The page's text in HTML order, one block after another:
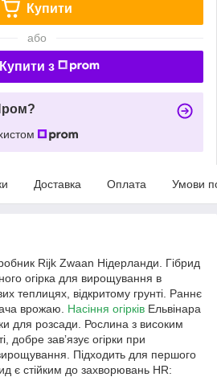
Купити
або
Купити з
Доставка Оплата Умови
Rijk Zwaan Нідерланди. Гібрид
огірка для вирощування в
теплицях, відкритому грунті. Раннє
врожаю. Насіння огірків Ельвінара
для розсади. Рослина з високим
добре завʼязує огірки при
Підходить для першого
є стійким до захворювань HR: